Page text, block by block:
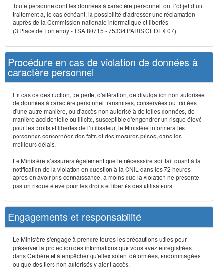
Toute personne dont les données à caractère personnel font l’objet d’un
traitement a, le cas échéant, la possibilité d’adresser une réclamation
auprès de la Commission nationale informatique et libertés
(3 Place de Fontenoy - TSA 80715 - 75334 PARIS CEDEX 07).
Procédure en cas de violation de données à
caractère personnel
En cas de destruction, de perte, d'altération, de divulgation non autorisée
de données à caractère personnel transmises, conservées ou traitées
d'une autre manière, ou d'accès non autorisé à de telles données, de
manière accidentelle ou illicite, susceptible d'engendrer un risque élevé
pour les droits et libertés de l’utilisateur, le Ministère informera les
personnes concernées des faits et des mesures prises, dans les
meilleurs délais.
Le Ministère s’assurera également que le nécessaire soit fait quant à la
notification de la violation en question à la CNIL dans les 72 heures
après en avoir pris connaissance, à moins que la violation ne présente
pas un risque élevé pour les droits et libertés des utilisateurs.
Engagements et responsabilité
Le Ministère s'engage à prendre toutes les précautions utiles pour
préserver la protection des informations que vous avez enregistrées
dans Cerbère et à empêcher qu'elles soient déformées, endommagées
ou que des tiers non autorisés y aient accès.